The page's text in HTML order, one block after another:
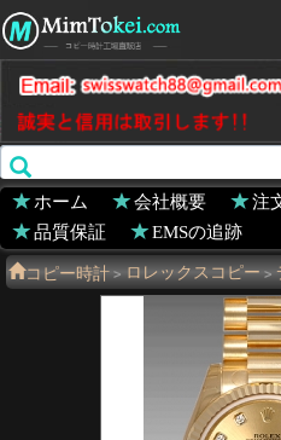
ホーム 会社概要 注
品質保証
EMSの追跡
コピー時計 > ロレックスコピー >